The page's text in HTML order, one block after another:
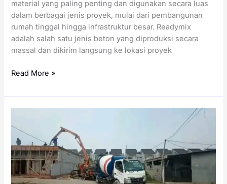
material yang paling penting dan digunakan secara luas
dalam berbagai jenis proyek, mulai dari pembangunan
rumah tinggal hingga infrastruktur besar. Readymix
adalah salah satu jenis beton yang diproduksi secara
massal dan dikirim langsung ke lokasi proyek
Harga
per
Meter
Read More »